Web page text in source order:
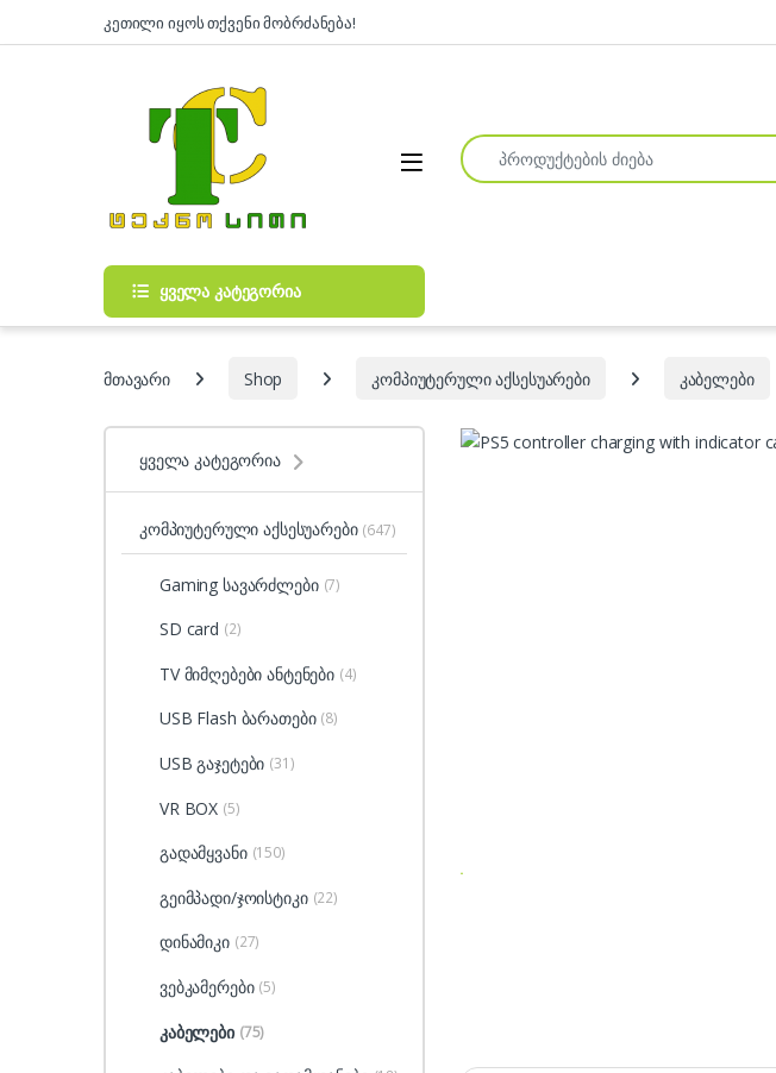
კეთილი იყოს თქვენი მობრძანება!
Open
Search for:
ყველა კატეგორია
მთავარი Shop კომპიუტერული აქსესუარები კაბელები
ყველა კატეგორია
კომპიუტერული აქსესუარები (647)
Gaming სავარძლები (7)
SD card (2)
TV მიმღებები ანტენები (4)
USB Flash ბარათები (8)
USB გაჯეტები (31)
VR BOX (5)
გადამყვანი (150)
გეიმპადი/ჯოისტიკი (22)
დინამიკი (27)
ვებკამერები (5)
კაბელები (75)